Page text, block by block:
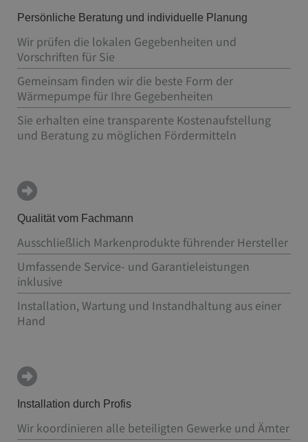
Persönliche Beratung und individuelle Planung
Wir prüfen die lokalen Gegebenheiten und
Vorschriften für Sie
Gemeinsam finden wir die beste Form der
Wärmepumpe für Ihre Gegebenheiten
Sie erhalten eine transparente Kostenaufstellung
und Beratung zu möglichen Fördermitteln
Qualität vom Fachmann
Ausschließlich Markenprodukte führender Hersteller
Umfassende Service- und Garantieleistungen
inklusive
Installation, Wartung und Instandhaltung aus einer
Hand
Installation durch Profis
Wir koordinieren alle beteiligten Gewerke und Ämter